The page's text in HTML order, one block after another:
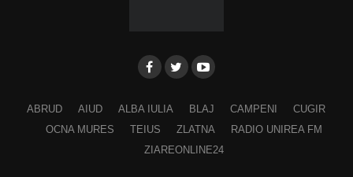
ABRUD AIUD ALBA IULIA BLAJ CAMPENI
CUGIR
OCNA MURES
TEIUS ZLATNA
RADIO UNIREA FM
ZIAREONLINE24